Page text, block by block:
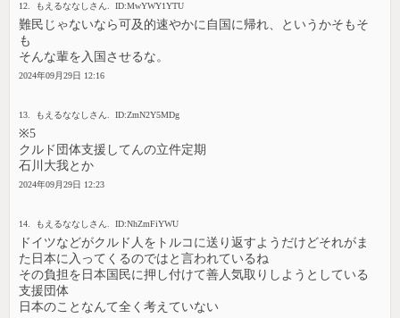
12. もえるななしさん. ID:MwYWY1YTU
難民じゃないなら可及的速やかに自国に帰れ、というかそもそ
も
そんな輩を入国させるな。
2024年09月29日 12:16
13. もえるななしさん. ID:ZmN2Y5MDg
※5
クルド団体支援してんの立件定期
石川大我とか
2024年09月29日 12:23
14. もえるななしさん. ID:NhZmFiYWU
ドイツなどがクルド人をトルコに送り返すようだけどそれがま
た日本に入ってくるのではと言われているね
その負担を日本国民に押し付けて善人気取りしようとしている
支援団体
日本のことなんて全く考えていない